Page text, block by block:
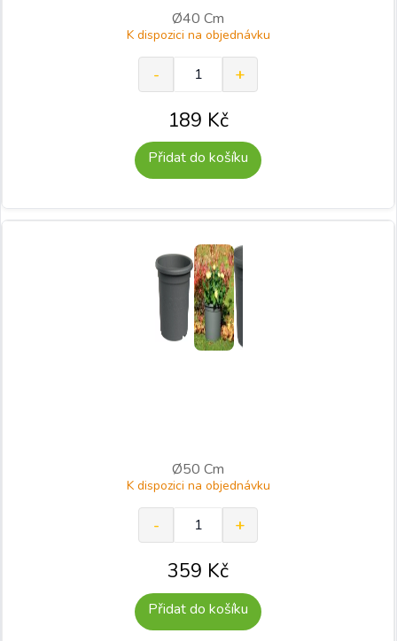
Ø40 Cm
K dispozici na objednávku
189 Kč
Přidat do košíku
Ø50 Cm
K dispozici na objednávku
359 Kč
Přidat do košíku